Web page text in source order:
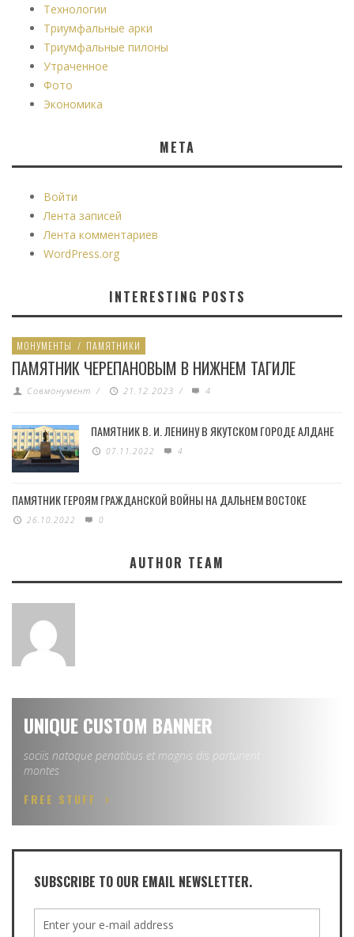
Технологии
Триумфальные арки
Триумфальные пилоны
Утраченное
Фото
Экономика
МЕТА
Войти
Лента записей
Лента комментариев
WordPress.org
INTERESTING POSTS
МОНУМЕНТЫ / ПАМЯТНИКИ
ПАМЯТНИК ЧЕРЕПАНОВЫМ В НИЖНЕМ ТАГИЛЕ
Совмонумент / 21.12.2023 / 4
ПАМЯТНИК В. И. ЛЕНИНУ В ЯКУТСКОМ ГОРОДЕ АЛДАНЕ
07.11.2022 4
ПАМЯТНИК ГЕРОЯМ ГРАЖДАНСКОЙ ВОЙНЫ НА ДАЛЬНЕМ ВОСТОКЕ
26.10.2022 0
AUTHOR TEAM
UNIQUE CUSTOM BANNER
sociis natoque penatibus et magnis dis parturient
montes
FREE STUFF
SUBSCRIBE TO OUR EMAIL NEWSLETTER.